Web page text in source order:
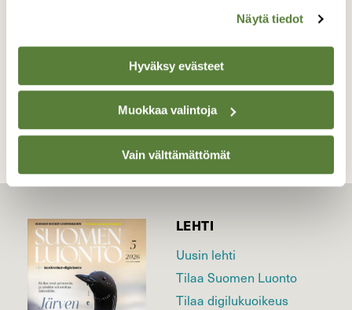
Näytä tiedot
Hyväksy evästeet
Muokkaa valintoja
Vain välttämättömät
Valokuvaaja: Tuukka Pahtamaa, Oulu 15.10.2024
LEHTI
Uusin lehti
Tilaa Suomen Luonto
Tilaa digilukuoikeus